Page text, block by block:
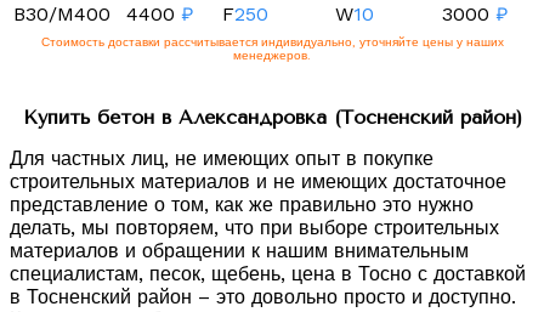
B30/M400
4400 ₽ F250 W10 3000 ₽
Стоимость доставки рассчитывается индивидуально, уточняйте цены у наших
менеджеров.
Купить бетон в Александровка (Тосненский район)
Для частных лиц, не имеющих опыт в покупке
строительных материалов и не имеющих достаточное
представление о том, как же правильно это нужно
делать, мы повторяем, что при выборе строительных
материалов и обращении к нашим внимательным
специалистам, песок, щебень, цена в Тосно с доставкой
в Тосненский район – это довольно просто и доступно.